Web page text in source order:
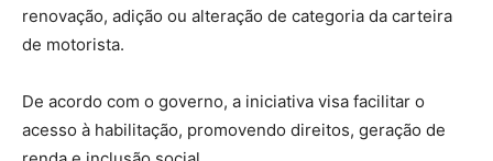
renovação, adição ou alteração de categoria da carteira
de motorista.
De acordo com o governo, a iniciativa visa facilitar o
acesso à habilitação, promovendo direitos, geração de